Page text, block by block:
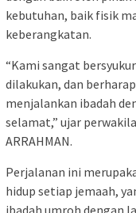
kebutuhan, baik fisik
keberangkatan.
“Kami sangat
dilakukan, dan
menjalankan ibadah
selamat,” ujar
ARRAHMAN.
Perjalanan ini
hidup setiap jemaah,